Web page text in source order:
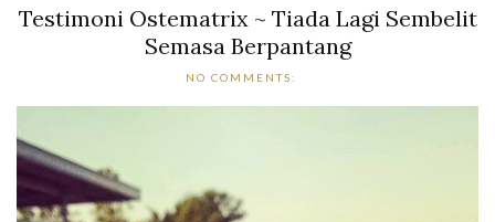
Testimoni Ostematrix ~ Tiada Lagi Sembelit
Semasa Berpantang
NO COMMENTS: